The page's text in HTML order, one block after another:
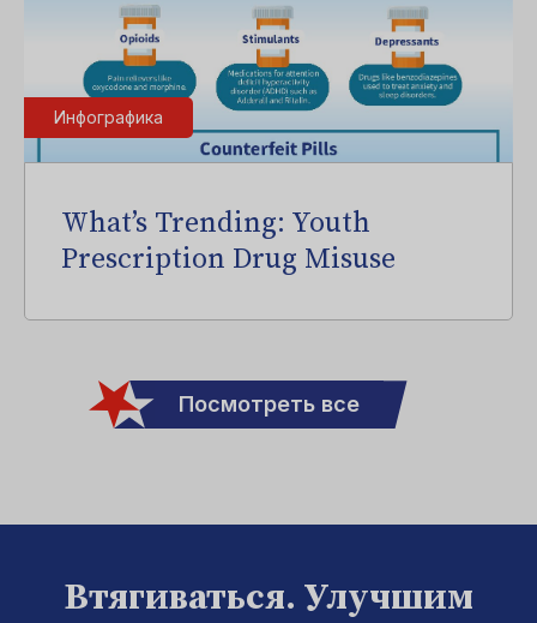
Инфографика
What’s Trending: Youth
Prescription Drug Misuse
Посмотреть все
Втягиваться. Улучшим